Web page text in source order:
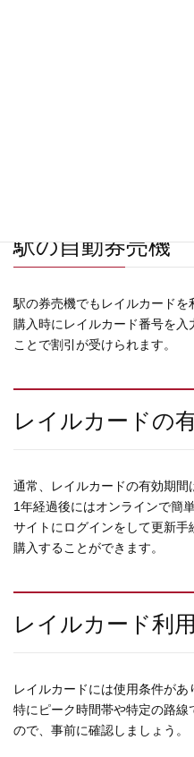
駅の自動券売機
駅の券売機でもレイルカードを
購入時にレイルカード番号を
ことで割引が受けられます。
レイルカードの
通常、レイルカードの有効期間
1年経過後にはオンラインで簡
サイトにログインをして更新
購入することができます。
レイルカード利
レイルカードには使用条件があ
特にピーク時間帯や特定の路
ので、事前に確認しましょう。